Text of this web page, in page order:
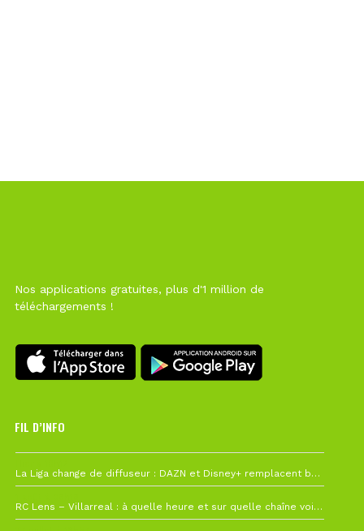
Nos applications gratuites, plus d'1 million de
téléchargements !
FIL D’INFO
La Liga change de diffuseur : DAZN et Disney+ remplacent beIN Sports !
RC Lens – Villarreal : à quelle heure et sur quelle chaîne voir la finale de la Como Cup ?